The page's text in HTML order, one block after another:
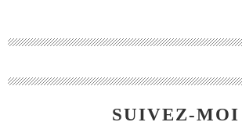
SUIVEZ-MOI